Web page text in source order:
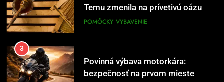
Temu zmenila na prívetivú oázu
POMÔCKY VYBAVENIE
3
Povinná výbava motorkára:
bezpečnosť na prvom mieste